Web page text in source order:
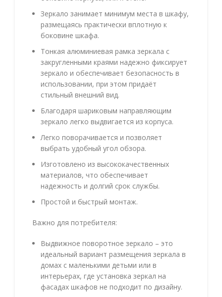
Зеркало занимает минимум места в шкафу,
размещаясь практически вплотную к
боковине шкафа.
Тонкая алюминиевая рамка зеркала с
закругленными краями надежно фиксирует
зеркало и обеспечивает безопасность в
использовании, при этом придаёт
стильный внешний вид.
Благодаря шариковым направляющим
зеркало легко выдвигается из корпуса.
Легко поворачивается и позволяет
выбрать удобный угол обзора.
Изготовлено из высококачественных
материалов, что обеспечивает
надежность и долгий срок службы.
Простой и быстрый монтаж.
Важно для потребителя:
Выдвижное поворотное зеркало – это
идеальный вариант размещения зеркала в
домах с маленькими детьми или в
интерьерах, где установка зеркал на
фасадах шкафов не подходит по дизайну.